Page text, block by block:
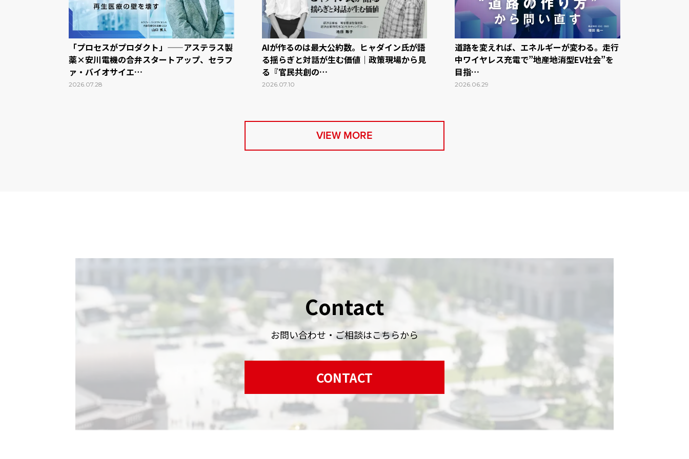
「プロセスがプロダクト」——アステラス製
薬×安川電機の合弁スタートアップ、セラフ
ァ・バイオサイエ…
2026.07.28
AIが作るのは最大公約数。ヒャダイン氏が語
る揺らぎと対話が生む価値｜政策現場から見
る『官民共創の…
2026.07.10
道路を変えれば、エネルギーが変わる。走行
中ワイヤレス充電で”地産地消型EV社会”を
目指…
2026.06.29
VIEW MORE
Contact
お問い合わせ・ご相談はこちらから
CONTACT